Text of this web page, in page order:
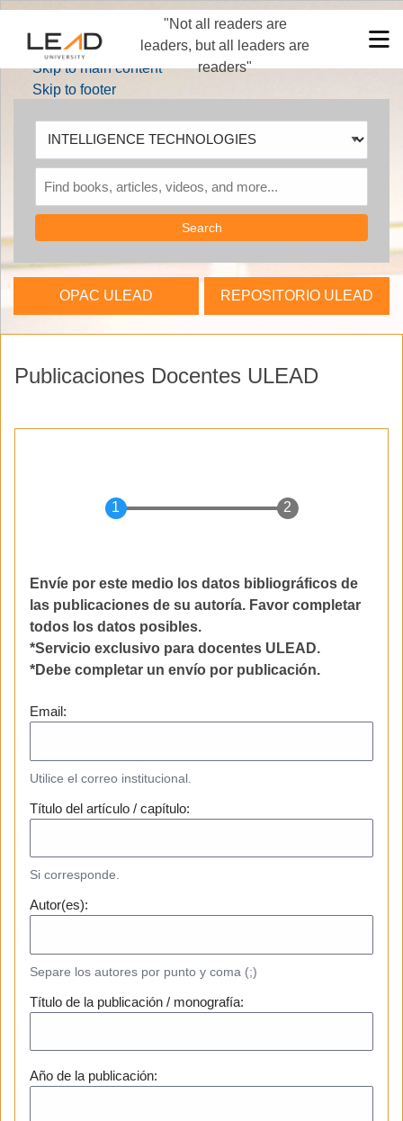
Skip to main navigation
Skip to search bar
Skip to main content
Skip to footer
"Not all readers are
leaders, but all leaders are
readers"
Type
TECHNOLOGIES
OPAC ULEAD REPOSITORIO ULEAD
Publicaciones Docentes ULEAD
Envíe por este medio los datos bibliográficos de
las publicaciones de su autoría. Favor completar
todos los datos posibles.
*Servicio exclusivo para docentes ULEAD.
*Debe completar un envío por publicación.
Email:
Utilice el correo institucional.
Título del artículo / capítulo:
Si corresponde.
Autor(es):
Separe los autores por punto y coma (;)
Título de la publicación / monografía:
Año de la publicación: